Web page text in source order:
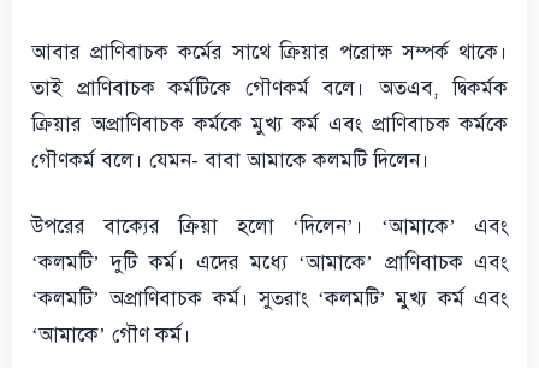
আবার প্রাণিবাচক কর্মের সাথে ক্রিয়ার পরোক্ষ সম্পর্ক থাকে।
তাই প্রাণিবাচক কর্মটিকে গৌণকর্ম বলে। অতএব, দ্বিকর্মক
ক্রিয়ার অপ্রাণিবাচক কর্মকে মুখ্য কর্ম এবং প্রাণিবাচক কর্মকে
গৌণকর্ম বলে। যেমন- বাবা আমাকে কলমটি দিলেন।
উপরের বাক্যের ক্রিয়া হলো ‘দিলেন’। ‘আমাকে’ এবং
‘কলমটি’ দুটি কর্ম। এদের মধ্যে ‘আমাকে’ প্রাণিবাচক এবং
‘কলমটি’ অপ্রাণিবাচক কর্ম। সুতরাং ‘কলমটি’ মুখ্য কর্ম এবং
‘আমাকে’ গৌণ কর্ম।